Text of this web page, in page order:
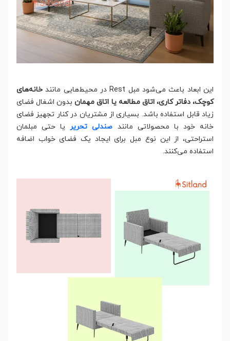
این ابعاد باعث می‌شود مبل Rest در محیط‌هایی مانند
خانه‌های
کوچک، دفاتر کاری، اتاق مطالعه یا اتاق مهمانبدون اشغال فضای
زیاد قابل استفاده باشد. بسیاری از مشتریان در کنار تجهیز فضای
خانه خود با محصولاتی مانند صندلی تحریر
یا حتی مبلمان
استراحتی، از این نوع مبل برای ایجاد یک فضای خواب اضافه
استفاده می‌کنند.